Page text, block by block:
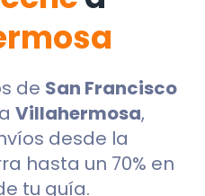
de San Francisco
Villahermosa,
desde la
hasta un 70% en
tu guía.